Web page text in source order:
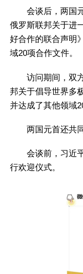
会谈后，两国
俄罗斯联邦关于进
好合作的联合声明
域20项合作文件。
访问期间，双
邦关于倡导世界多
并达成了其他领域
两国元首还共
会谈前，习近
行欢迎仪式。